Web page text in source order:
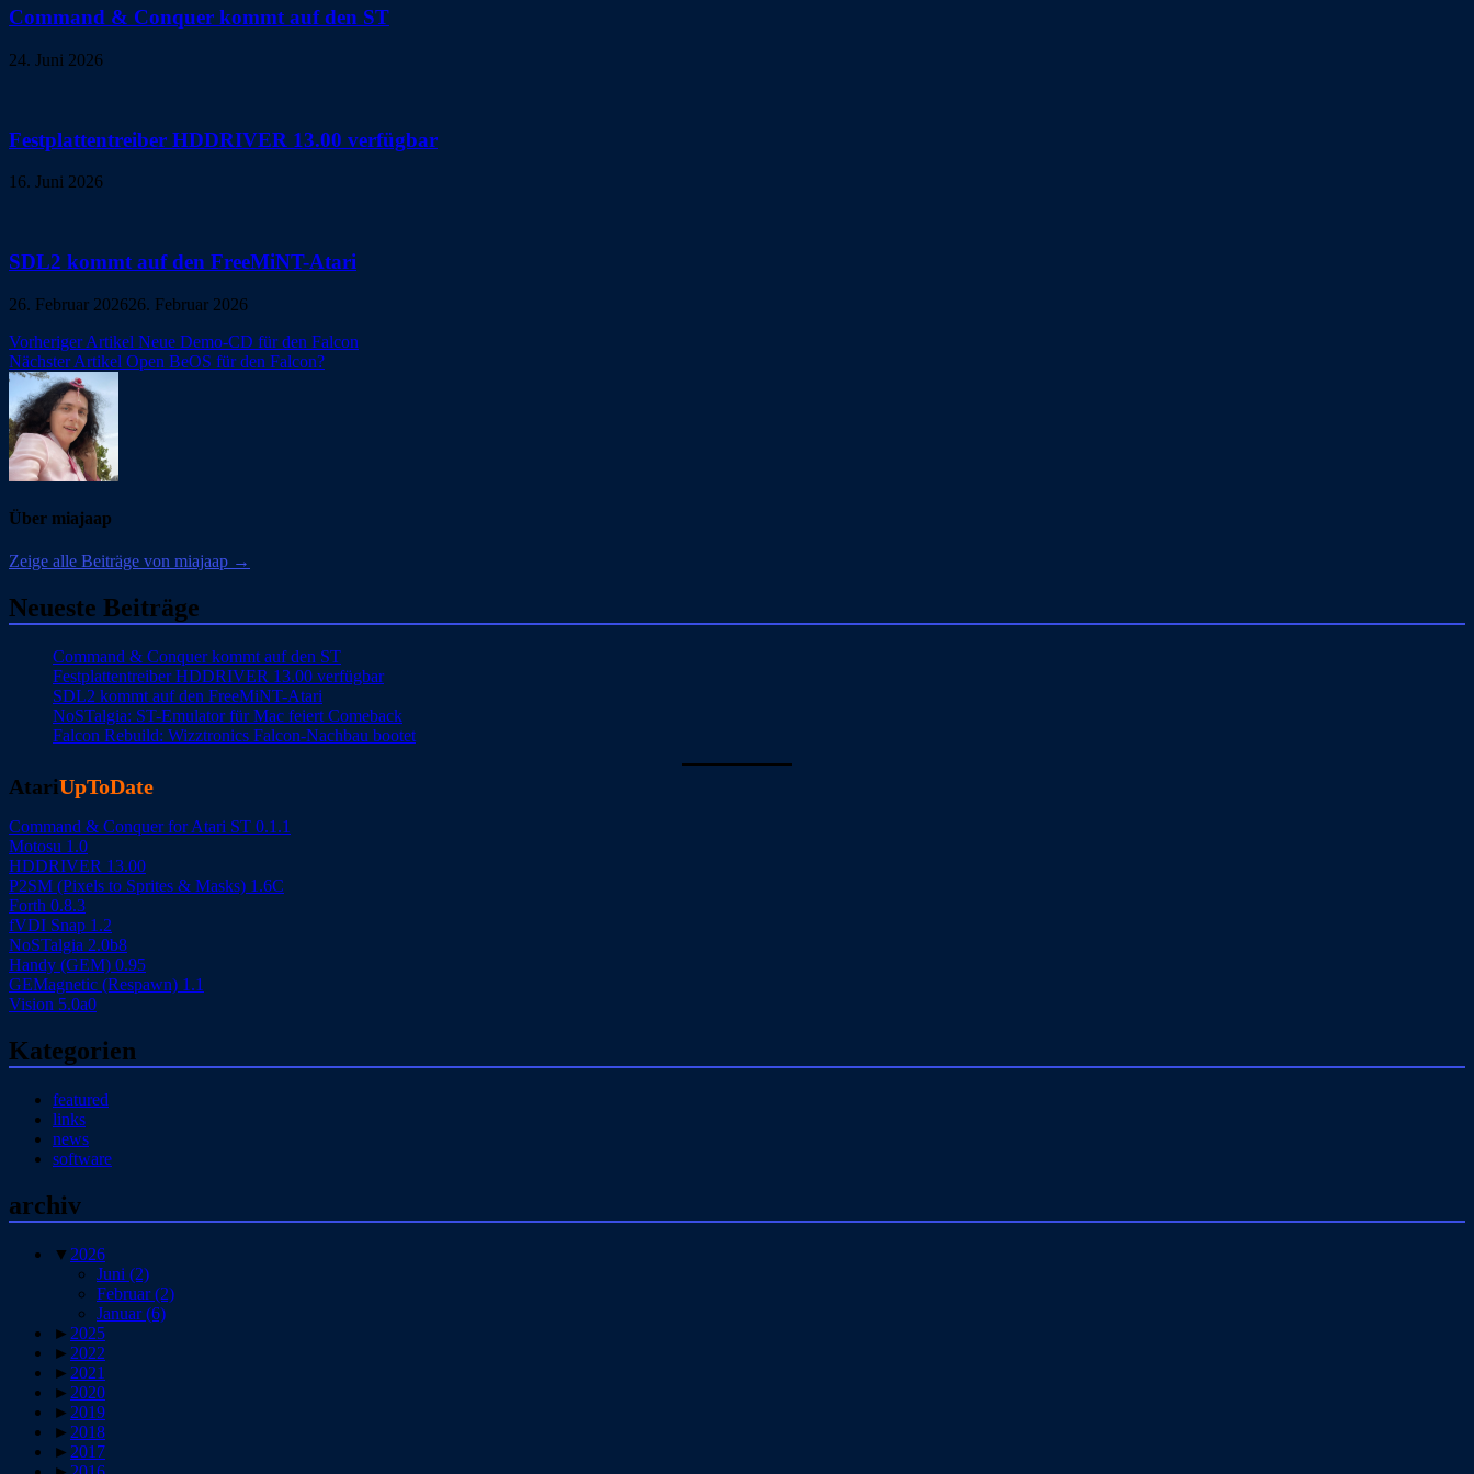
Command & Conquer kommt auf den ST
24. Juni 2026
Festplattentreiber HDDRIVER 13.00 verfügbar
16. Juni 2026
SDL2 kommt auf den FreeMiNT-Atari
26. Februar 202626. Februar 2026
Beitragsnavigation
Vorheriger Artikel Neue Demo-CD für den Falcon
Nächster Artikel Open BeOS für den Falcon?
Über miajaap
Zeige alle Beiträge von miajaap →
Neueste Beiträge
Command & Conquer kommt auf den ST
Festplattentreiber HDDRIVER 13.00 verfügbar
SDL2 kommt auf den FreeMiNT-Atari
NoSTalgia: ST-Emulator für Mac feiert Comeback
Falcon Rebuild: Wizztronics Falcon-Nachbau bootet
AtariUpToDate
Command & Conquer for Atari ST 0.1.1
Motosu 1.0
HDDRIVER 13.00
P2SM (Pixels to Sprites & Masks) 1.6C
Forth 0.8.3
fVDI Snap 1.2
NoSTalgia 2.0b8
Handy (GEM) 0.95
GEMagnetic (Respawn) 1.1
Vision 5.0a0
Kategorien
featured
links
news
software
archiv
▼ 2026
Juni (2)
Februar(2)
Januar(6)
► 2025
► 2022
► 2021
► 2020
► 2019
► 2018
► 2017